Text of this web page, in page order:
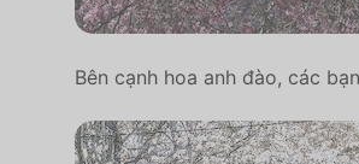
Bên cạnh hoa anh đào, các